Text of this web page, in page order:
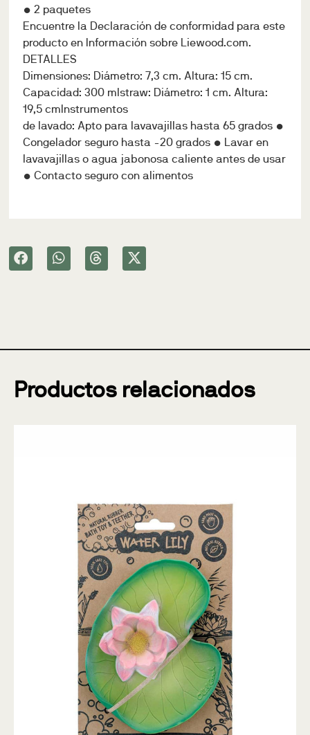
• 2 paquetes
Encuentre la Declaración de conformidad para este
producto en Información sobre Liewood.com.
DETALLES
Dimensiones: Diámetro: 7,3 cm. Altura: 15 cm.
Capacidad: 300 mlstraw: Diámetro: 1 cm. Altura:
19,5 cmInstrumentos
de lavado: Apto para lavavajillas hasta 65 grados •
Congelador seguro hasta -20 grados • Lavar en
lavavajillas o agua jabonosa caliente antes de usar
• Contacto seguro con alimentos
Productos relacionados